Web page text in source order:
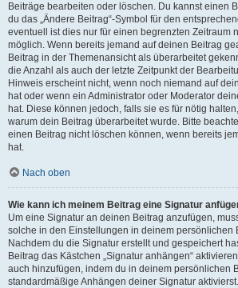
Beiträge bearbeiten oder löschen. Du kannst einen
du das „Ändere Beitrag“-Symbol für den
eventuell ist dies nur für einen begrenzten Zeitraum
möglich. Wenn bereits jemand auf deinen Beitrag
Beitrag in der Themenansicht als überarbeitet
die Anzahl als auch der letzte Zeitpunkt der
Hinweis erscheint nicht, wenn noch niemand auf
hat oder wenn ein Administrator oder Moderator
hat. Diese können jedoch, falls sie es für nötig
warum dein Beitrag überarbeitet wurde. Bitte
einen Beitrag nicht löschen können, wenn bereits
hat.
Nach oben
Wie kann ich meinem Beitrag eine Signatur
Um eine Signatur an deinen Beitrag anzufügen,
solche in den Einstellungen in deinem persönlichen
Nachdem du die Signatur erstellt und gespeichert
Beitrag das Kästchen „Signatur anhängen“
auch hinzufügen, indem du in deinem persönlichen
standardmäßige Anhängen deiner Signatur